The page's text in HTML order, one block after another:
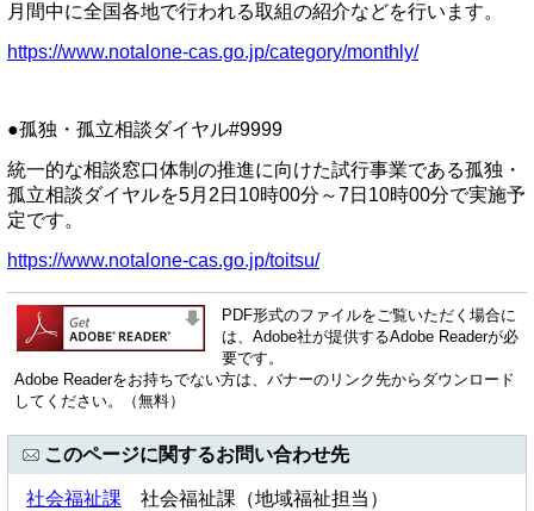
月間中に全国各地で行われる取組の紹介などを行います。
https://www.notalone-cas.go.jp/category/monthly/
●孤独・孤立相談ダイヤル#9999
統一的な相談窓口体制の推進に向けた試行事業である孤独・
孤立相談ダイヤルを5月2日10時00分～7日10時00分で実施予
定です。
https://www.notalone-cas.go.jp/toitsu/
PDF形式のファイルをご覧いただく場合に
は、Adobe社が提供するAdobe Readerが必
要です。
Adobe Readerをお持ちでない方は、バナーのリンク先からダウンロード
してください。（無料）
このページに関するお問い合わせ先
社会福祉課 社会福祉課（地域福祉担当）